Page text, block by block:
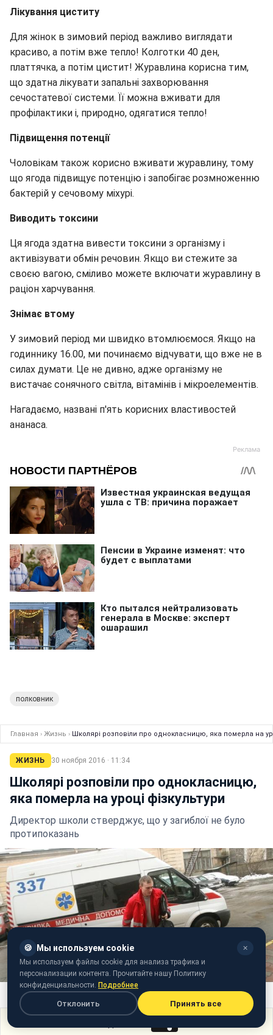
Лікування циститу
Для жінок в зимовий період важливо виглядати
красиво, а потім вже тепло! Колготки 40 ден,
платтячка, а потім цистит! Журавлина корисна тим,
що здатна лікувати запальні захворювання
сечостатевої системи. Її можна вживати для
профілактики і, природно, одягатися тепло!
Підвищення потенції
Чоловікам також корисно вживати журавлину, тому
що ягода підвищує потенцію і запобігає розмноженню
бактерій у сечовому міхурі.
Виводить токсини
Ця ягода здатна вивести токсини з організму і
активізувати обмін речовин. Якщо ви стежите за
своєю вагою, сміливо можете включати журавлину в
раціон харчування.
Знімає втому
У зимовий період ми швидко втомлюємося. Якщо на
годиннику 16.00, ми починаємо відчувати, що вже не в
силах думати. Це не дивно, адже організму не
вистачає сонячного світла, вітамінів і мікроелементів.
Нагадаємо, названі п'ять корисних властивостей
ананаса.
полковник
Главная › Жизнь › Школярі розповіли про однокласницю, яка померла на
ЖИЗНЬ 30 ноября 2016 · 11:34
Школярі розповіли про однокласницю,
яка померла на уроці фізкультури
Директор школи стверджує, що у загиблої не було
протипоказань
Фото: Швидка допомога (Korrespondent.net)
🍪 Мы используем cookie ✕
Мы используем файлы cookie для анализа трафика и
персонализации контента. Прочитайте нашу Политику
конфиденциальности. Подробнее
Отклонить Принять все